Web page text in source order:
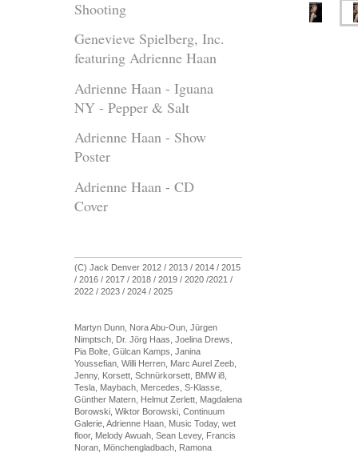
Shooting
Genevieve Spielberg, Inc.
featuring Adrienne Haan
Adrienne Haan - Iguana
NY - Pepper & Salt
Adrienne Haan - Show
Poster
Adrienne Haan - CD
Cover
(C) Jack Denver 2012 / 2013 / 2014 / 2015
/ 2016 / 2017 / 2018 / 2019 / 2020 /2021 /
2022 / 2023 / 2024 / 2025
Martyn Dunn, Nora Abu-Oun, Jürgen
Nimptsch, Dr. Jörg Haas, Joelina Drews,
Pia Bolte, Gülcan Kamps, Janina
Youssefian, Willi Herren, Marc Aurel Zeeb,
Jenny, Korsett, Schnürkorsett, BMW i8,
Tesla, Maybach, Mercedes, S-Klasse,
Günther Matern, Helmut Zerlett, Magdalena
Borowski, Wiktor Borowski, Continuum
Galerie, Adrienne Haan, Music Today, wet
floor, Melody Awuah, Sean Levey, Francis
Noran, Mönchengladbach, Ramona